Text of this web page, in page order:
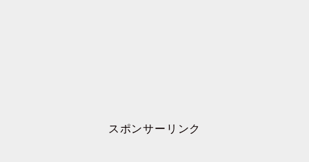
スポンサーリンク